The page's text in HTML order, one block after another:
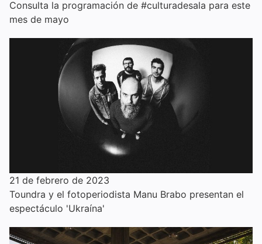
Consulta la programación de #culturadesala para este
mes de mayo
21 de febrero de 2023
Toundra y el fotoperiodista Manu Brabo presentan el
espectáculo 'Ukraína'